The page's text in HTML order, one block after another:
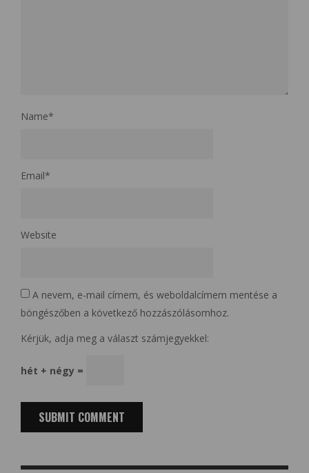
Name*
Email*
Website
A nevem, e-mail címem, és weboldalcímem mentése a
böngészőben a következő hozzászólásomhoz.
Kérjük, adja meg a választ számjegyekkel:
hét + négy =